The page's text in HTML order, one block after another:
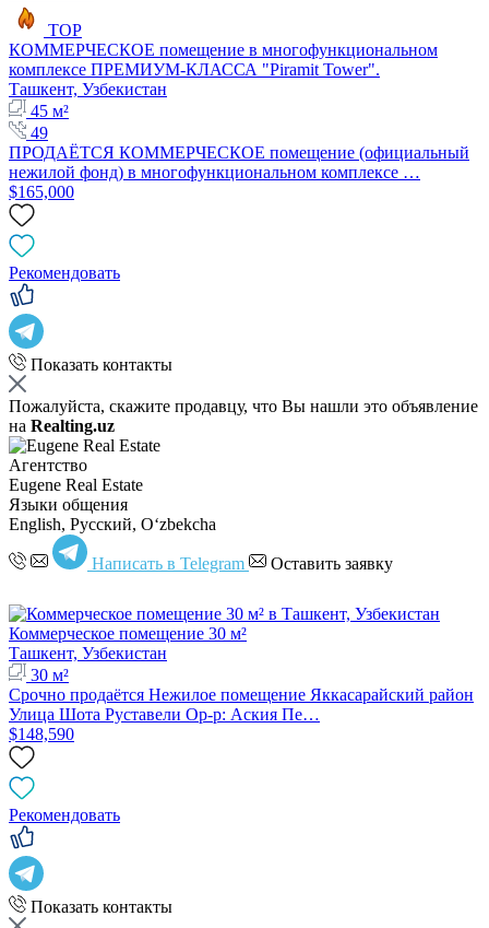
TOP
КОММЕРЧЕСКОЕ помещение в многофункциональном
комплексе ПРЕМИУМ-КЛАССА "Piramit Tower".
Ташкент, Узбекистан
45 м²
49
ПРОДАЁТСЯ КОММЕРЧЕСКОЕ помещение (официальный
нежилой фонд) в многофункциональном комплексе …
$165,000
Рекомендовать
Показать контакты
Пожалуйста, скажите продавцу, что Вы нашли это объявление
на Realting.uz
Агентство
Eugene Real Estate
Языки общения
English, Русский, Oʻzbekcha
Написать в Telegram Оставить заявку
Коммерческое помещение 30 м²
Ташкент, Узбекистан
30 м²
Срочно продаётся Нежилое помещение Яккасарайский район
Улица Шота Руставели Ор-р: Аския Пе…
$148,590
Рекомендовать
Показать контакты